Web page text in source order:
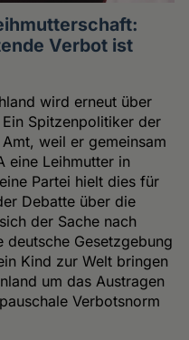
Verbot ist
wird erneut über
Spitzenpolitiker der
weil er gemeinsam
eine Leihmutter in
Partei hielt dies für
Debatte über die
der Sache nach
deutsche Gesetzgebung
Kind zur Welt bringen
um das Austragen
Verbotsnorm